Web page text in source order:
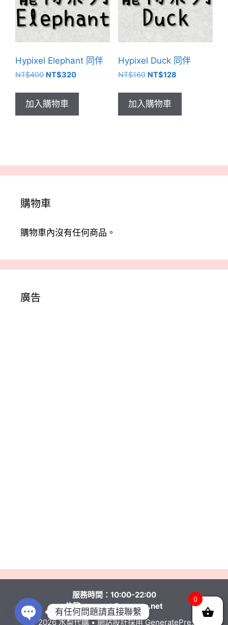
Hypixel Elephant 同伴
NT$400 NT$320
加入購物車
Hypixel Duck 同伴
NT$160 NT$128
加入購物車
購物車
購物車內沒有任何商品。
廣告
服務時間：10:00-22:00
信箱:support@pearmc.net
© 2026 水梨代購• 網站設計採用GeneratePress
0
有任何問題請直接聯繫